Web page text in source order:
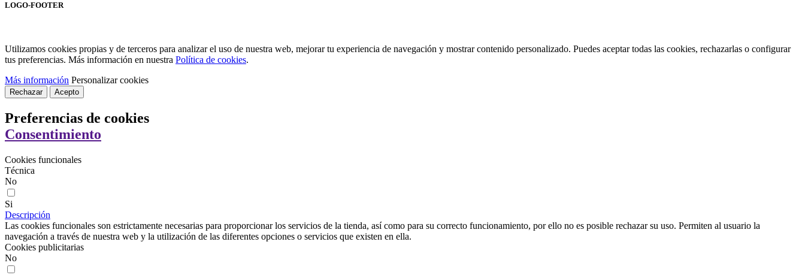
LOGO-FOOTER
Utilizamos cookies propias y de terceros para analizar el uso de nuestra web, mejorar tu experiencia de navegación y mostrar contenido personalizado. Puedes aceptar todas las cookies, rechazarlas o configurar
tus preferencias. Más información en nuestra Política de cookies.
Más información Personalizar cookies
Rechazar Acepto
Preferencias de cookies
Consentimiento
Cookies funcionales
Técnica
No
Si
Descripción
Las cookies funcionales son estrictamente necesarias para proporcionar los servicios de la tienda, así como para su correcto funcionamiento, por ello no es posible rechazar su uso. Permiten al usuario la
navegación a través de nuestra web y la utilización de las diferentes opciones o servicios que existen en ella.
Cookies publicitarias
No